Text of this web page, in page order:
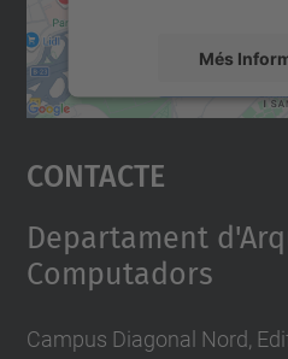
Més
powered by
Contacte
Departament
Computadors
Campus Diagonal Nord,